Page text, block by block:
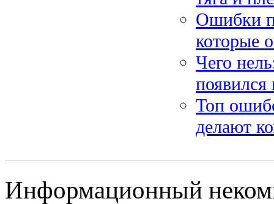
Ошибки
которые
Чего
появился
Топ
делают
Информационный